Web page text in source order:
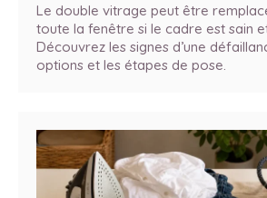
Le double vitrage peut être
toute la fenêtre si le cadre est sain
Découvrez les signes d’une
options et les étapes de pose.